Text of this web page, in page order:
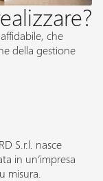
che
della gestione
S.r.l. nasce
in un’impresa
misura.